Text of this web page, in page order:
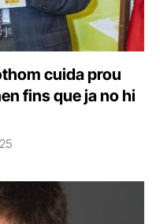
cuida prou
fins que ja no hi